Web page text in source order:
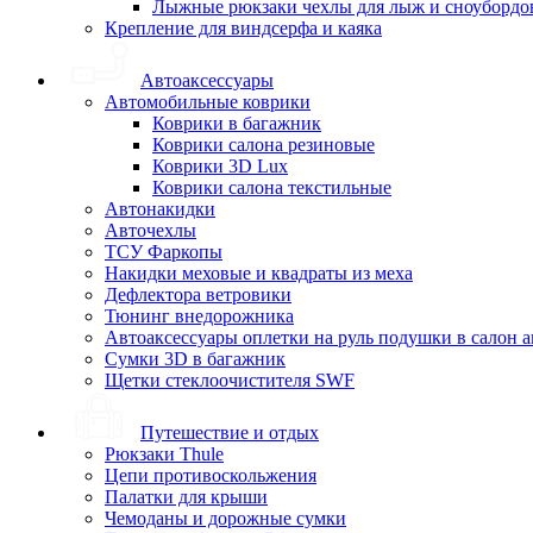
Лыжные рюкзаки чехлы для лыж и
Крепление для виндсерфа и каяка
Автоаксессуары
Автомобильные коврики
Коврики в багажник
Коврики салона резиновые
Коврики 3D Lux
Коврики салона текстильные
Автонакидки
Авточехлы
ТСУ Фаркопы
Накидки меховые и квадраты из меха
Дефлектора ветровики
Тюнинг внедорожника
Автоаксессуары оплетки на руль подушки в салон
Сумки 3D в багажник
Щетки стеклоочистителя SWF
Путешествие и отдых
Рюкзаки Thule
Цепи противоскольжения
Палатки для крыши
Чемоданы и дорожные сумки